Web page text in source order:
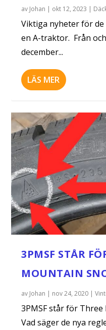
av Johan | okt 12, 2023 |
Viktiga nyheter för
en A-traktor. Från
december...
LÄS MER
3PMSF STÅR
MOUNTAIN
av Johan | nov 24, 2020 |
3PMSF står för
Vad säger de nya